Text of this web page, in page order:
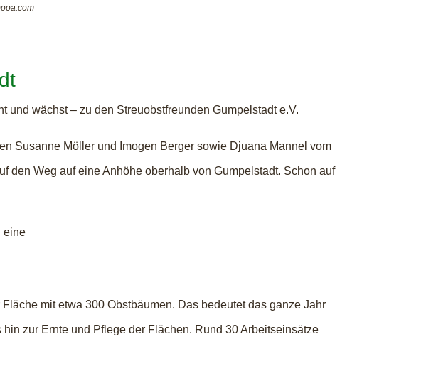
und wächst – zu den Streuobstfreunden Gumpelstadt e.V.
Susanne Möller und Imogen Berger sowie Djuana Mannel vom
den Weg auf eine Anhöhe oberhalb von Gumpelstadt. Schon auf
eine
mit etwa 300 Obstbäumen. Das bedeutet das ganze Jahr
zur Ernte und Pflege der Flächen. Rund 30 Arbeitseinsätze